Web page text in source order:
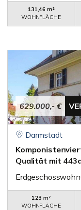
131,46 m²
WOHNFLÄCHE
629.000,- €
Darmstadt
Qualität mit
123 m²
WOHNFLÄCHE